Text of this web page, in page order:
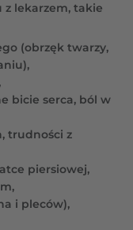
lekarzem, takie
(obrzęk twarzy,
bicie serca, ból w
trudności z
piersiowej,
i pleców),